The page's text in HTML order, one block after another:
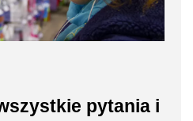
pytania i